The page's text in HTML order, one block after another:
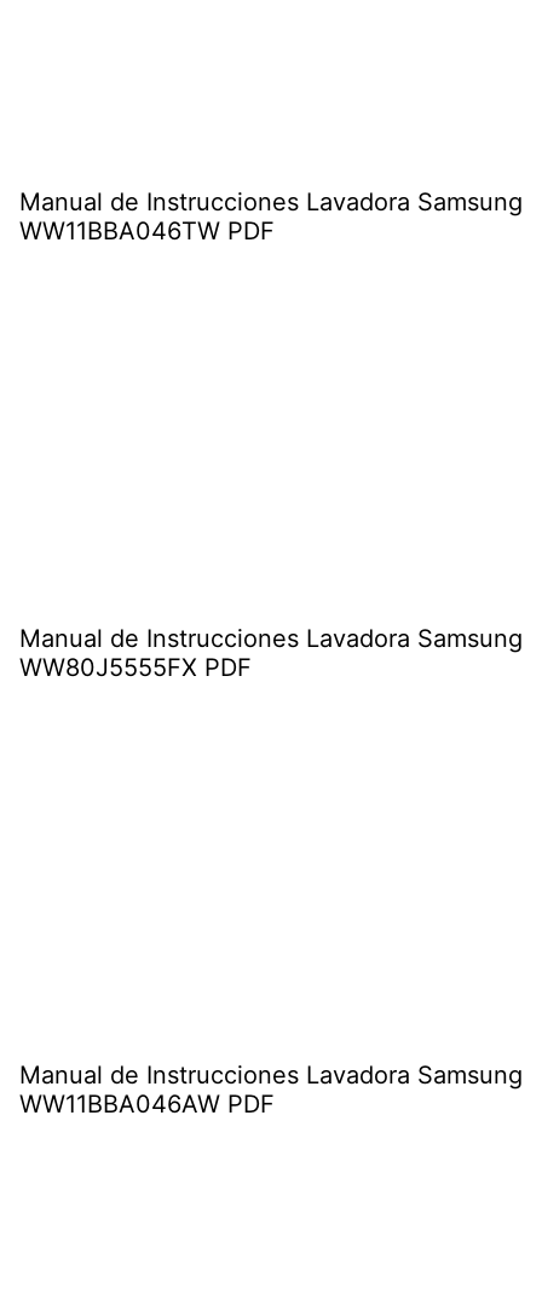
Manual de Instrucciones Lavadora Samsung
WW11BBA046TW PDF
Manual de Instrucciones Lavadora Samsung
WW80J5555FX PDF
Manual de Instrucciones Lavadora Samsung
WW11BBA046AW PDF